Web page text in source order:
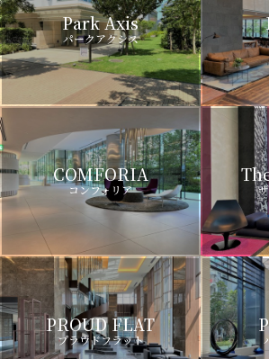
Park Axis
パークアクシス
COMFORIA
コンフォリア
PROUD FLAT
プラウドフラット